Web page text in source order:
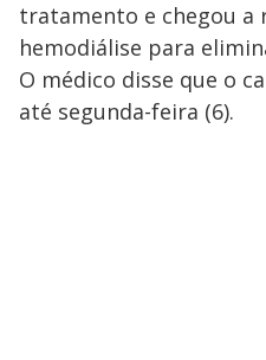
tratamento e chegou a
hemodiálise para
O médico disse que o
até segunda-feira (6).